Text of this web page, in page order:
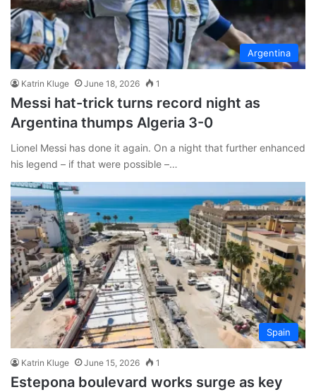
Argentina
Katrin Kluge June 18, 2026 1
Messi hat-trick turns record night as
Argentina thumps Algeria 3-0
Lionel Messi has done it again. On a night that further enhanced
his legend – if that were possible –…
Spain
Katrin Kluge June 15, 2026 1
Estepona boulevard works surge as key